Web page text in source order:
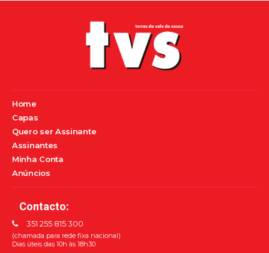
Home
Capas
Quero ser Assinante
Assinantes
Minha Conta
Anúncios
Contacto:
351 255 815 300
(chamada para rede fixa nacional)
Dias úteis das 10h às 18h30